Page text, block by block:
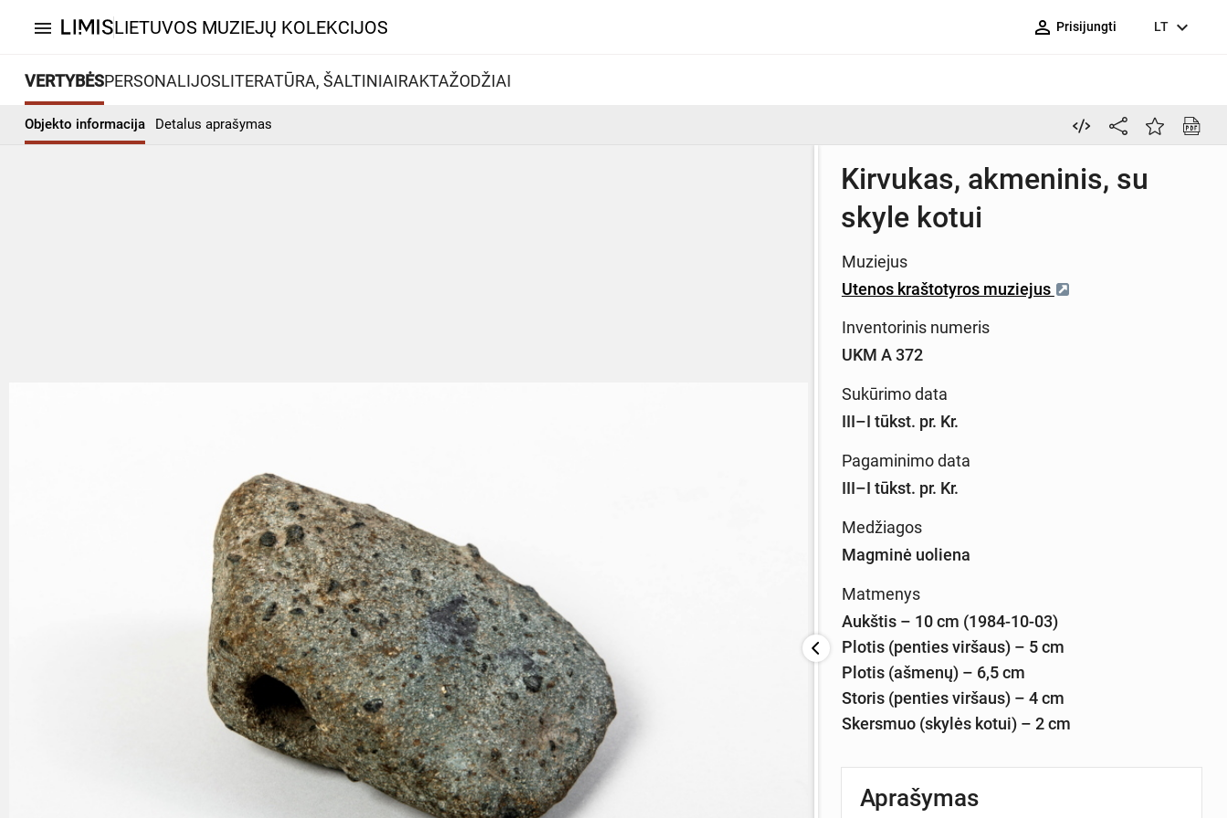
menu LIETUVOS MUZIEJŲ KOLEKCIJOS person_outline Prisijungti LT expand_more
VERTYBĖSPERSONALIJOSLITERATŪRA, ŠALTINIAIRAKTAŽODŽIAI
Objekto informacija Detalus aprašymas
Kirvukas, akmeninis, su
skyle kotui
Muziejus
Utenos kraštotyros muziejus
Inventorinis numeris
UKM A 372
Sukūrimo data
III–I tūkst. pr. Kr.
Pagaminimo data
III–I tūkst. pr. Kr.
Medžiagos
Magminė uoliena
Matmenys
Aukštis – 10 cm (1984-10-03)
Plotis (penties viršaus) – 5 cm
Plotis (ašmenų) – 6,5 cm
Storis (penties viršaus) – 4 cm
Skersmuo (skylės kotui) – 2 cm
Aprašymas